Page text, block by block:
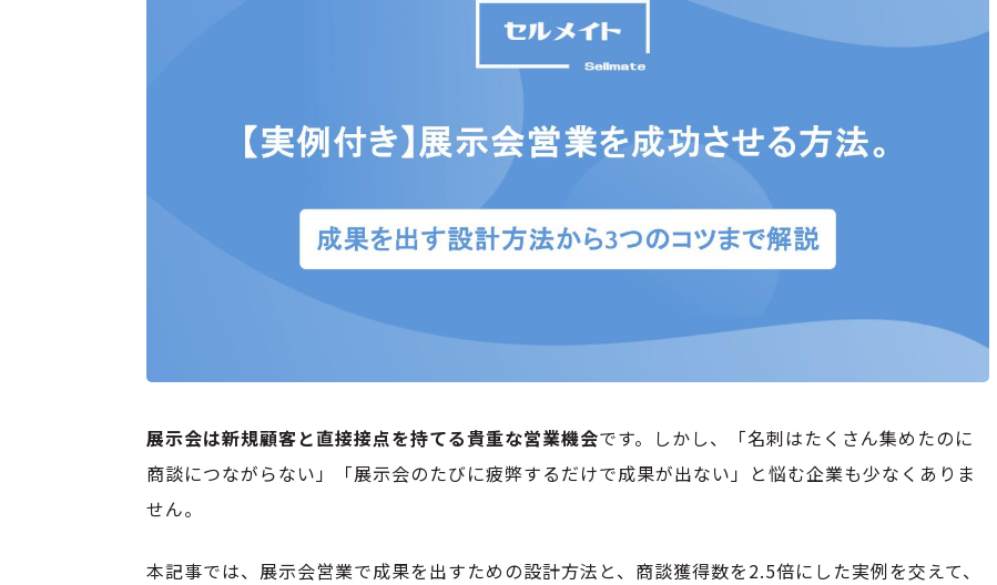
展示会は新規顧客と直接接点を持てる貴重な営業機会です。しかし、「名刺はたくさん集めたのに
商談につながらない」「展示会のたびに疲弊するだけで成果が出ない」と悩む企業も少なくありま
せん。
本記事では、展示会営業で成果を出すための設計方法と、商談獲得数を2.5倍にした実例を交えて、